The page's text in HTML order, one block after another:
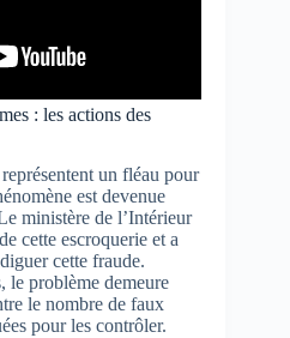
: les actions des
un fléau pour
est devenue
ministère de l’Intérieur
cette escroquerie et a
cette fraude.
le problème demeure
le nombre de faux
pour les contrôler.